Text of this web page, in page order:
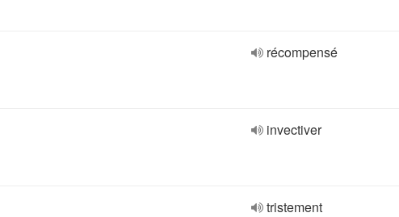
récompensé
invectiver
tristement